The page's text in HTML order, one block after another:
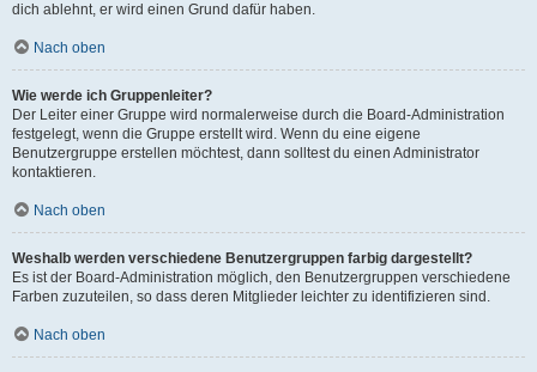
dich ablehnt, er wird einen Grund dafür haben.
Nach oben
Wie werde ich Gruppenleiter?
Der Leiter einer Gruppe wird normalerweise durch die Board-Administration
festgelegt, wenn die Gruppe erstellt wird. Wenn du eine eigene
Benutzergruppe erstellen möchtest, dann solltest du einen Administrator
kontaktieren.
Nach oben
Weshalb werden verschiedene Benutzergruppen farbig dargestellt?
Es ist der Board-Administration möglich, den Benutzergruppen verschiedene
Farben zuzuteilen, so dass deren Mitglieder leichter zu identifizieren sind.
Nach oben